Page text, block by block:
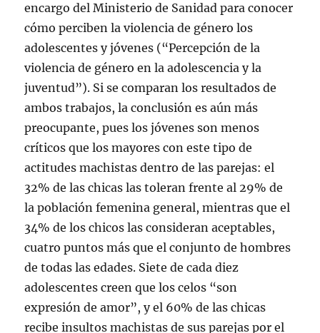
encargo del Ministerio de Sanidad para conocer
cómo perciben la violencia de género los
adolescentes y jóvenes (“Percepción de la
violencia de género en la adolescencia y la
juventud”). Si se comparan los resultados de
ambos trabajos, la conclusión es aún más
preocupante, pues los jóvenes son menos
críticos que los mayores con este tipo de
actitudes machistas dentro de las parejas: el
32% de las chicas las toleran frente al 29% de
la población femenina general, mientras que el
34% de los chicos las consideran aceptables,
cuatro puntos más que el conjunto de hombres
de todas las edades. Siete de cada diez
adolescentes creen que los celos “son
expresión de amor”, y el 60% de las chicas
recibe insultos machistas de sus parejas por el